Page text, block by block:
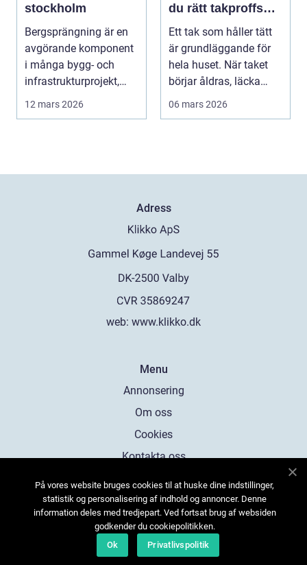
stockholm
Bergsprängning är en
avgörande komponent
i många bygg- och
infrastrukturprojekt,
12 mars 2026
du rätt takproffs
för ditt hus
Ett tak som håller tätt
är grundläggande för
hela huset. När taket
börjar åldras, läcka
06 mars 2026
Adress
web: www.klikko.dk
Menu
Annonsering
Om oss
Cookies
Kontakta oss
Sitemap
På vores website bruges cookies til at huske dine indstillinger,
statistik og personalisering af indhold og annoncer. Denne
information deles med tredjepart. Ved fortsat brug af websiden
godkender du cookiepolitikken.
Ok
Privatlivspolitik